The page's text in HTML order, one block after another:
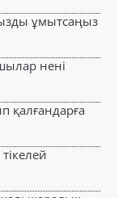
ұмытсаңыз
нені
қалғандарға